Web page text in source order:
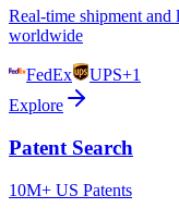
Real-time shipment and
worldwide
FedEx UPS+1
Explore
Patent Search
10M+ US Patents